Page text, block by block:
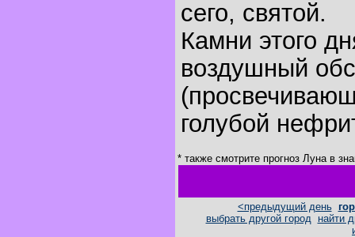
сего, святой.
Камни этого
воздушный
голубой
* также смотрите прогноз Луна в
<предыдущий день
выбрать другой город
найти